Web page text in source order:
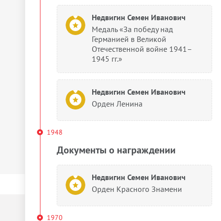
Недвигин Семен Иванович
Медаль «За победу над
Германией в Великой
Отечественной войне 1941–
1945 гг.»
Недвигин Семен Иванович
Орден Ленина
1948
Документы о награждении
Недвигин Семен Иванович
Орден Красного Знамени
1970